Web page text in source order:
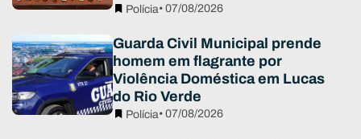
Polícia• 07/08/2026
Guarda Civil Municipal prende
homem em flagrante por
Violência Doméstica em Lucas
do Rio Verde
Polícia• 07/08/2026